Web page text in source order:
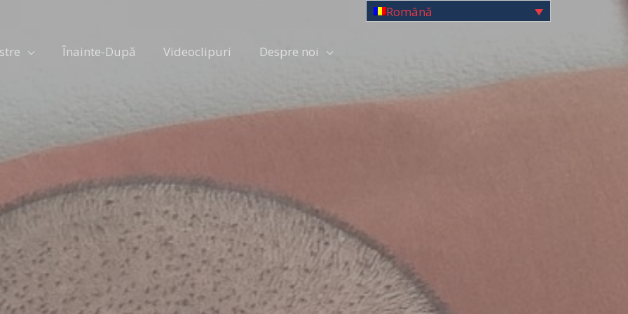
Română
Înainte-După Videoclipuri Despre noi